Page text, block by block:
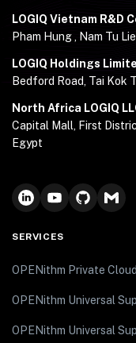
LOGIQ Vietnam R&D
Pham Hung , Nam Tu
LOGIQ Holdings
Bedford Road, Tai Kok
North Africa LOGIQ
Capital Mall, First
Egypt
SERVICES
OPENithm Private Cloud
OPENithm Universal
OPENithm Universal